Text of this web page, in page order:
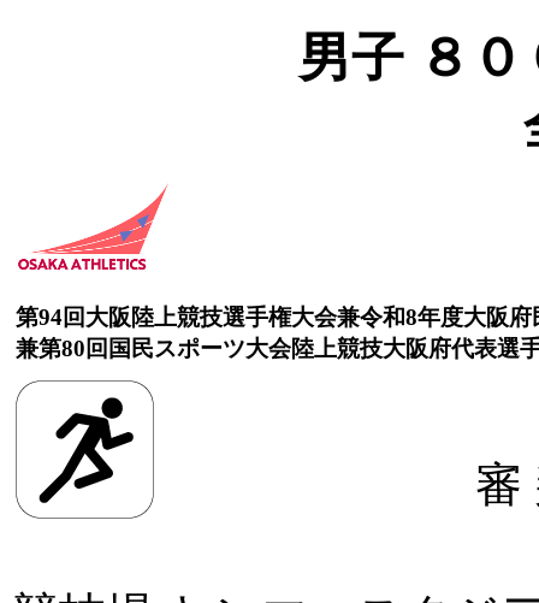
男子 ８０
第94回大阪陸上競技選手権大会兼令和8年度大阪
兼第80回国民スポーツ大会陸上競技大阪府代表選
審